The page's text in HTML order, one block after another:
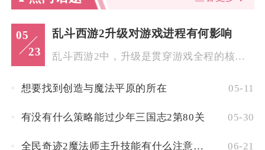
05
23
乱斗西游2升级对游戏进程有何影响
乱斗西游2中，升级是贯穿游戏全程的核心主线，直接决定玩法解锁...
想要找到创造与魔法平原的所在 05-11
有没有什么策略能过少年三国志2第80关 05-30
全民奇迹2魔法师主升技能有什么注意事项 06-21